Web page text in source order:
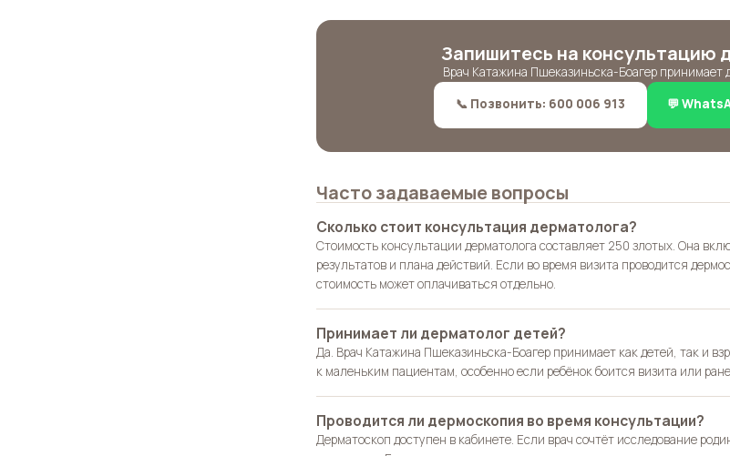
Запишитесь на консультацию
Врач Катажина Пшеказиньска-Боагер принимает
📞 Позвонить: 600 006 913
💬
Часто задаваемые вопросы
Сколько стоит консультация дерматолога?
Стоимость консультации дерматолога составляет 250 злотых. Она
результатов и плана действий. Если во время визита проводится
стоимость может оплачиваться отдельно.
Принимает ли дерматолог детей?
Да. Врач Катажина Пшеказиньска-Боагер принимает как детей, так и
к маленьким пациентам, особенно если ребёнок боится визита или
Проводится ли дермоскопия во время консультации?
Дерматоскоп доступен в кабинете. Если врач сочтёт исследование